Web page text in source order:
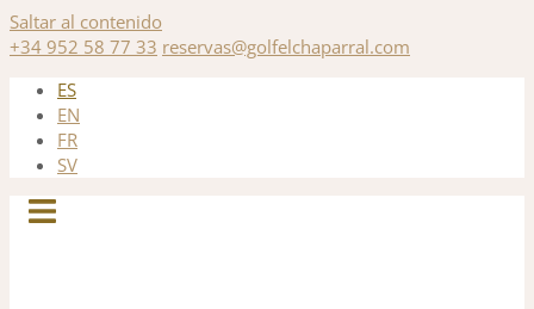
Saltar al contenido
+34 952 58 77 33 reservas@golfelchaparral.com
ES
EN
FR
SV